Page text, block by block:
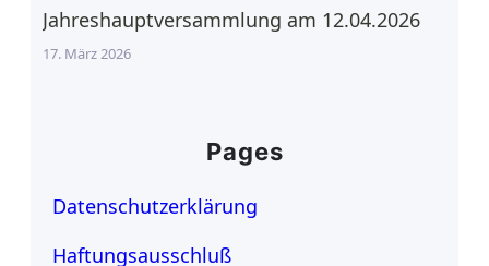
Jahreshauptversammlung am 12.04.2026
17. März 2026
Pages
Datenschutzerklärung
Haftungsausschluß